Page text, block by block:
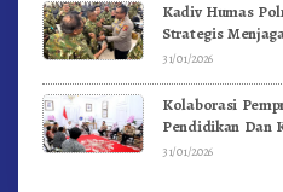
Kadiv Humas
Strategis
dan NKRI
31/01/2026
Kolaborasi
Pendidikan Dan
31/01/2026